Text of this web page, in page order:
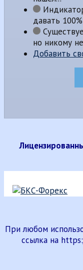
давать
но никому
Добавить
При любом
ссылка на